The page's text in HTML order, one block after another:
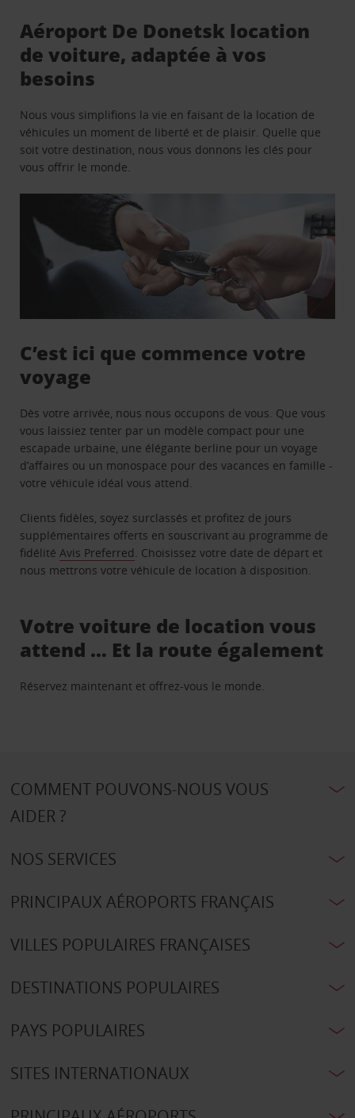
Aéroport De Donetsk location
de voiture, adaptée à vos
besoins
Nous vous simplifions la vie en faisant de la location de
véhicules un moment de liberté et de plaisir. Quelle que
soit votre destination, nous vous donnons les clés pour
vous offrir le monde.
C’est ici que commence votre
voyage
Dès votre arrivée, nous nous occupons de vous. Que vous
vous laissiez tenter par un modèle compact pour une
escapade urbaine, une élégante berline pour un voyage
d’affaires ou un monospace pour des vacances en famille -
votre véhicule idéal vous attend.
Clients fidèles, soyez surclassés et profitez de jours
supplémentaires offerts en souscrivant au programme de
fidélitéAvis Preferred. Choisissez votre date de départ et
nous mettrons votre véhicule de location à disposition.
Votre voiture de location vous
attend … Et la route également
Réservez maintenant et offrez-vous le monde.
COMMENT POUVONS-NOUS VOUS
AIDER ?
NOS SERVICES
PRINCIPAUX AÉROPORTS FRANÇAIS
VILLES POPULAIRES FRANÇAISES
DESTINATIONS POPULAIRES
PAYS POPULAIRES
SITES INTERNATIONAUX